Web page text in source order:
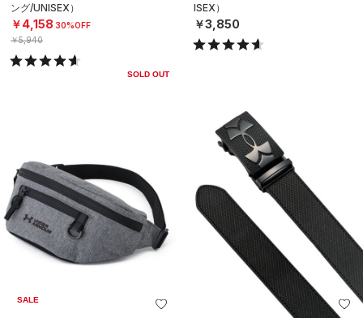
ング/UNISEX）
￥4,158 30%OFF
￥5,940
SOLD OUT
ISEX）
￥3,850
SALE